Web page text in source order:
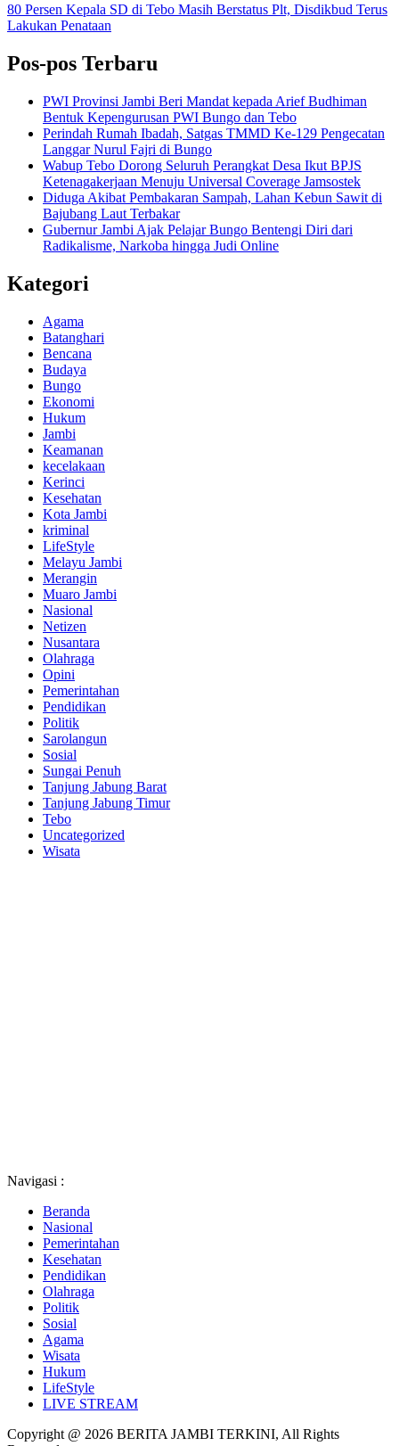
80 Persen Kepala SD di Tebo Masih Berstatus Plt, Disdikbud Terus
Lakukan Penataan
Pos-pos Terbaru
PWI Provinsi Jambi Beri Mandat kepada Arief Budhiman
Bentuk Kepengurusan PWI Bungo dan Tebo
Perindah Rumah Ibadah, Satgas TMMD Ke-129 Pengecatan
Langgar Nurul Fajri di Bungo
Wabup Tebo Dorong Seluruh Perangkat Desa Ikut BPJS
Ketenagakerjaan Menuju Universal Coverage Jamsostek
Diduga Akibat Pembakaran Sampah, Lahan Kebun Sawit di
Bajubang Laut Terbakar
Gubernur Jambi Ajak Pelajar Bungo Bentengi Diri dari
Radikalisme, Narkoba hingga Judi Online
Kategori
Agama
Batanghari
Bencana
Budaya
Bungo
Ekonomi
Hukum
Jambi
Keamanan
kecelakaan
Kerinci
Kesehatan
Kota Jambi
kriminal
LifeStyle
Melayu Jambi
Merangin
Muaro Jambi
Nasional
Netizen
Nusantara
Olahraga
Opini
Pemerintahan
Pendidikan
Politik
Sarolangun
Sosial
Sungai Penuh
Tanjung Jabung Barat
Tanjung Jabung Timur
Tebo
Uncategorized
Wisata
Navigasi :
Beranda
Nasional
Pemerintahan
Kesehatan
Pendidikan
Olahraga
Politik
Sosial
Agama
Wisata
Hukum
LifeStyle
LIVE STREAM
Copyright @ 2026 BERITA JAMBI TERKINI, All Rights